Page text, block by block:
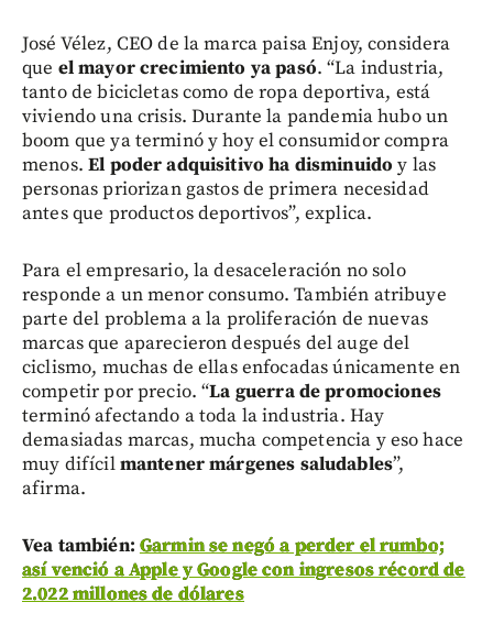
José Vélez, CEO de la marca paisa Enjoy, considera
que el mayor crecimiento ya pasó. “La industria,
tanto de bicicletas como de ropa deportiva, está
viviendo una crisis. Durante la pandemia hubo un
boom que ya terminó y hoy el consumidor compra
menos.El poder adquisitivo ha disminuido y las
personas priorizan gastos de primera necesidad
antes que productos deportivos”, explica.
Para el empresario, la desaceleración no solo
responde a un menor consumo. También atribuye
parte del problema a la proliferación de nuevas
marcas que aparecieron después del auge del
ciclismo, muchas de ellas enfocadas únicamente en
competir por precio. “La guerra de promociones
terminó afectando a toda la industria. Hay
demasiadas marcas, mucha competencia y eso hace
muy difícilmantener márgenes saludables”,
afirma.
Vea también: Garmin se negó a perder el rumbo;
así venció a Apple y Google con ingresos récord de
2.022 millones de dólares